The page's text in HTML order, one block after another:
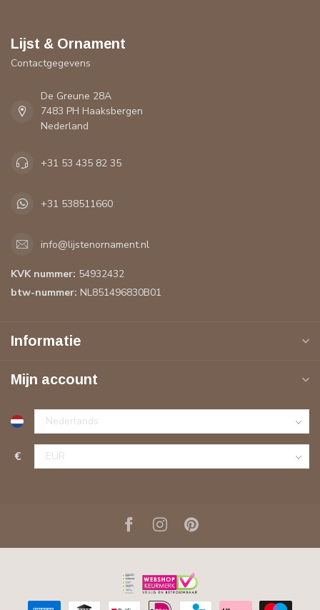
Lijst & Ornament
Contactgegevens
De Greune 28A
7483 PH Haaksbergen
Nederland
+31 53 435 82 35
+31 538511660
info@lijstenornament.nl
KVK nummer: 54932432
btw-nummer: NL851496830B01
Informatie
Mijn account
€